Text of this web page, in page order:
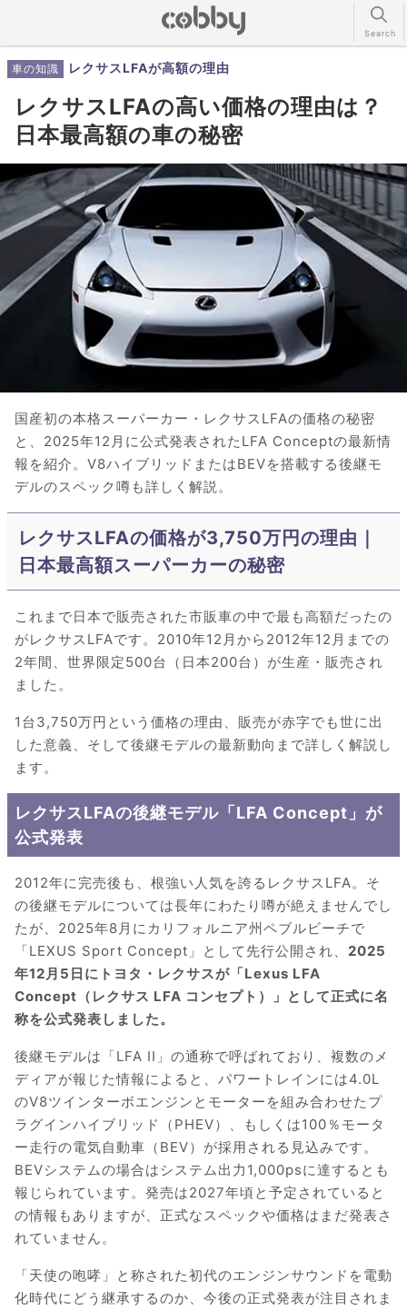
車の知識 レクサスLFAが高額の理由
レクサスLFAの高い価格の理由は？
日本最高額の車の秘密
国産初の本格スーパーカー・レクサスLFAの価格の秘密
と、2025年12月に公式発表されたLFA Conceptの最新情
報を紹介。V8ハイブリッドまたはBEVを搭載する後継モ
デルのスペック噂も詳しく解説。
レクサスLFAの価格が3,750万円の理由｜
日本最高額スーパーカーの秘密
これまで日本で販売された市販車の中で最も高額だったの
がレクサスLFAです。2010年12月から2012年12月までの
2年間、世界限定500台（日本200台）が生産・販売され
ました。
1台3,750万円という価格の理由、販売が赤字でも世に出
した意義、そして後継モデルの最新動向まで詳しく解説し
ます。
レクサスLFAの後継モデル「LFA Concept」が
公式発表
2012年に完売後も、根強い人気を誇るレクサスLFA。そ
の後継モデルについては長年にわたり噂が絶えませんでし
たが、2025年8月にカリフォルニア州ペブルビーチで
「LEXUS Sport Concept」として先行公開され、 2025
年12月5日にトヨタ・レクサスが「Lexus LFA
Concept（レクサス LFA コンセプト）」として正式に名
称を公式発表しました。
後継モデルは「LFA II」の通称で呼ばれており、複数のメ
ディアが報じた情報によると、パワートレインには4.0L
のV8ツインターボエンジンとモーターを組み合わせたプ
ラグインハイブリッド（PHEV）、もしくは100％モータ
ー走行の電気自動車（BEV）が採用される見込みです。
BEVシステムの場合はシステム出力1,000psに達するとも
報じられています。発売は2027年頃と予定されていると
の情報もありますが、正式なスペックや価格はまだ発表さ
れていません。
「天使の咆哮」と称された初代のエンジンサウンドを電動
化時代にどう継承するのか、今後の正式発表が注目されま